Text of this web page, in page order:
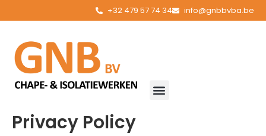
inhoud
naar
inhoud
+32 479 57 74 34 info@gnbbvba.be
Privacy Policy